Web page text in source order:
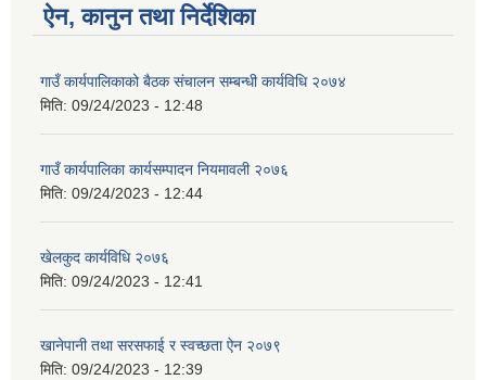
ऐन, कानुन तथा निर्देशिका
गाउँ कार्यपालिकाको बैठक संचालन सम्बन्धी कार्यविधि २०७४
मिति: 09/24/2023 - 12:48
गाउँ कार्यपालिका कार्यसम्पादन नियमावली २०७६
मिति: 09/24/2023 - 12:44
खेलकुद कार्यविधि २०७६
मिति: 09/24/2023 - 12:41
खानेपानी तथा सरसफाई र स्वच्छता ऐन २०७९
मिति: 09/24/2023 - 12:39